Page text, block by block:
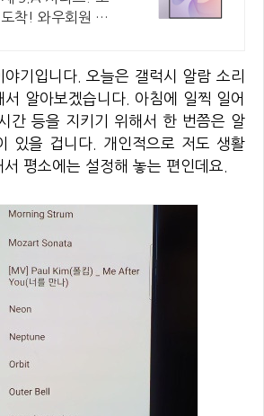
착! 와우회원 무
기입니다. 오늘은 갤럭시 알람 소리
알아보겠습니다. 아침에 일찍 일어
간 등을 지키기 위해서 한 번쯤은 알
있을 겁니다. 개인적으로 저도 생활
평소에는 설정해 놓는 편인데요.